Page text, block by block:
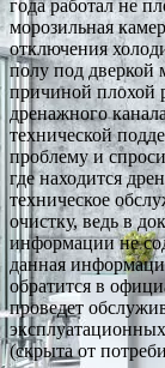
года работал не
морозильная
отключения
полу под дверкой
причиной плохой
дренажного
технической
проблему и
где находится
техническое
очистку, ведь в
информации не
данная
обратится в
проведет
(скрыта от